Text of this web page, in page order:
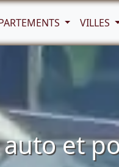
VILLES
et